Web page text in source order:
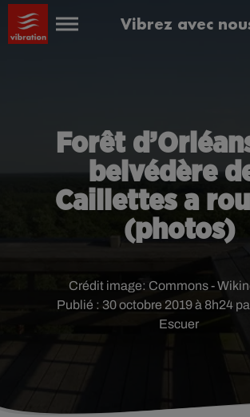
Vibrez avec
Forêt
belvédère
Caillettes a
(photos)
Publié : 30 octobre 2019 à 8h24
Escuer
Crédit image: Commons -